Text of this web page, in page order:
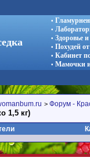
•
•
• Здоровье
• Похудей
• Кабинет
• Мамочки
> Форум -
1,5 кг)